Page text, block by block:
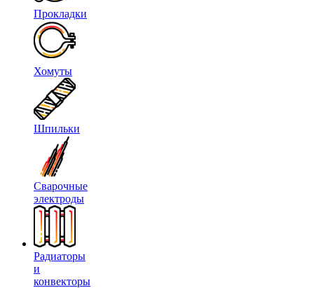
Прокладки
Хомуты
Шпильки
Сварочные
электроды
Радиаторы
и
конвекторы